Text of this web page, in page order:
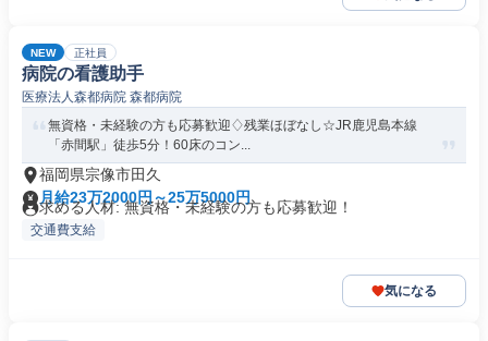
NEW 正社員
病院の看護助手
医療法人森都病院 森都病院
無資格・未経験の方も応募歓迎♢残業ほぼなし☆JR鹿児島本線
「赤間駅」徒歩5分！60床のコン...
福岡県宗像市田久
月給23万2000円～25万5000円
求める人材: 無資格・未経験の方も応募歓迎！
交通費支給
気になる